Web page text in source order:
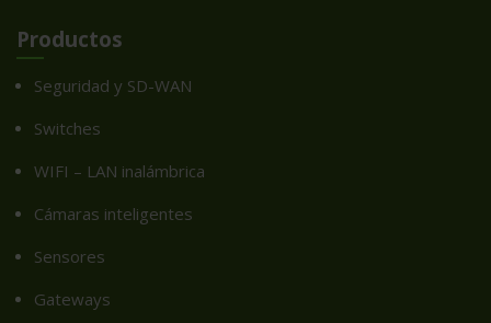
Productos
Seguridad y SD-WAN
Switches
WIFI – LAN inalámbrica
Cámaras inteligentes
Sensores
Gateways